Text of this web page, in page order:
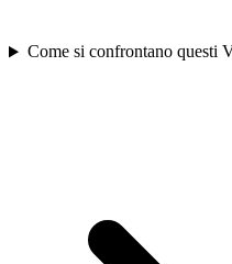
Come si confrontano questi